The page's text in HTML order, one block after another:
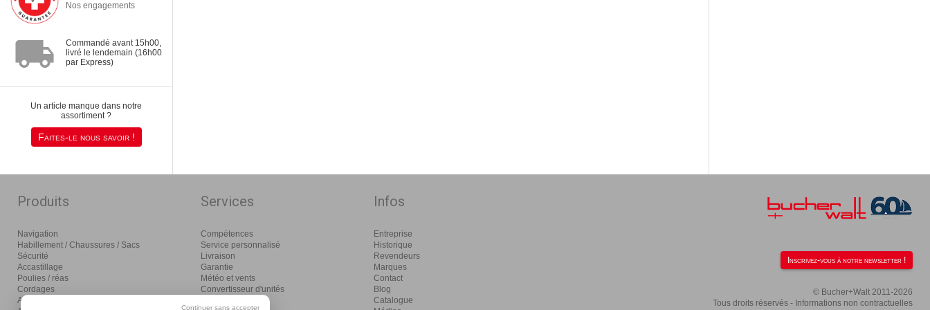
Nos engagements
local_shipping
Commandé avant 15h00,
livré le lendemain (16h00
par Express)
Un article manque dans notre
assortiment ?
Faites-le nous savoir !
Produits
Navigation
Habillement / Chaussures / Sacs
Sécurité
Accastillage
Poulies / réas
Cordages
Amarrage / mouillage / moteurs
Services
Compétences
Service personnalisé
Livraison
Garantie
Météo et vents
Convertisseur d'unités
Infos
Entreprise
Historique
Revendeurs
Marques
Contact
Blog
Catalogue
Inscrivez-vous à notre newsletter !
© Bucher+Walt 2011-2026
Tous droits réservés - Informations non contractuelles
Continuer sans accepter